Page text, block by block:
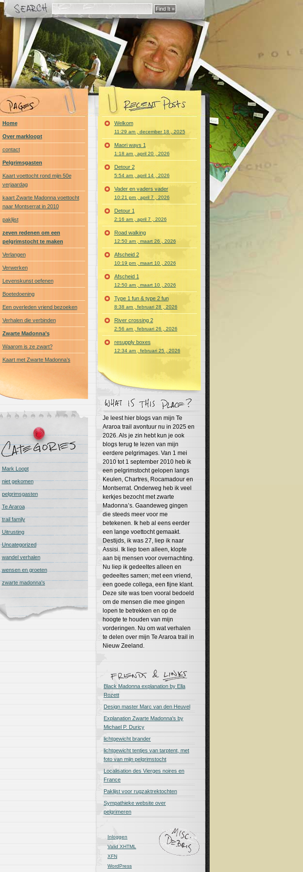
Home
Over markloopt
contact
Pelgrimsgasten
Kaart voettocht rond mijn 50e
verjaardag
kaart Zwarte Madonna voettocht
naar Montserrat in 2010
paklijst
zeven redenen om een
pelgrimstocht te maken
Verlangen
Verwerken
Levenskunst oefenen
Boetedoening
Een overleden vriend bezoeken
Verhalen die verbinden
Zwarte Madonna’s
Waarom is ze zwart?
Kaart met Zwarte Madonna’s
Mark Loopt
niet gekomen
pelgrimsgasten
Te Araroa
trail family
Uitrusting
Uncategorized
wandel verhalen
wensen en groeten
zwarte madonna's
Welkom
11:29 am , december 18 , 2025
Maori ways 1
1:18 am , april 20 , 2026
Detour 2
5:54 am , april 14 , 2026
Vader en vaders vader
10:21 pm , april 7 , 2026
Detour 1
2:16 am , april 7 , 2026
Road walking
12:50 am , maart 26 , 2026
Afscheid 2
10:19 pm , maart 10 , 2026
Afscheid 1
12:50 am , maart 10 , 2026
Type 1 fun & type 2 fun
8:38 am , februari 28 , 2026
River crossing 2
2:56 am , februari 26 , 2026
resupply boxes
12:34 am , februari 25 , 2026
Je leest hier blogs van mijn Te
Araroa trail avontuur nu in 2025 en
2026. Als je zin hebt kun je ook
blogs terug te lezen van mijn
eerdere pelgrimages. Van 1 mei
2010 tot 1 september 2010 heb ik
een pelgrimstocht gelopen langs
Keulen, Chartres, Rocamadour en
Montserrat. Onderweg heb ik veel
kerkjes bezocht met zwarte
Madonna’s. Gaandeweg gingen
die steeds meer voor me
betekenen. Ik heb al eens eerder
een lange voettocht gemaakt.
Destijds, ik was 27, liep ik naar
Assisi. Ik liep toen alleen, klopte
aan bij mensen voor overnachting.
Nu liep ik gedeeltes alleen en
gedeeltes samen; met een vriend,
een goede collega, een fijne klant.
Deze site was toen vooral bedoeld
om de mensen die mee gingen
lopen te betrekken en op de
hoogte te houden van mijn
vorderingen. Nu om wat verhalen
te delen over mijn Te Araroa trail in
Nieuw Zeeland.
Black Madonna explanation by Ella
Rozett
Design master Marc van den Heuvel
Explanation Zwarte Madonna's by
Michael P. Duricy
lichtgewicht brander
lichtgewicht tentjes van tarptent, met
foto van mijn pelgrimstocht
Localisation des Vierges noires en
France
Paklijst voor rugzaktrektochten
Sympathieke website over
pelgrimeren
Inloggen
Valid XHTML
XFN
WordPress